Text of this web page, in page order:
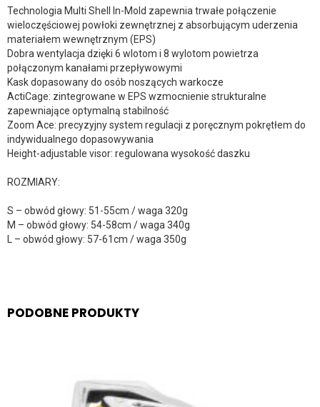
Technologia Multi Shell In-Mold zapewnia trwałe połączenie
wieloczęściowej powłoki zewnętrznej z absorbującym uderzenia
materiałem wewnętrznym (EPS)
Dobra wentylacja dzięki 6 wlotom i 8 wylotom powietrza
połączonym kanałami przepływowymi
Kask dopasowany do osób noszących warkocze
ActiCage: zintegrowane w EPS wzmocnienie strukturalne
zapewniające optymalną stabilność
Zoom Ace: precyzyjny system regulacji z poręcznym pokrętłem do
indywidualnego dopasowywania
Height-adjustable visor: regulowana wysokość daszku
ROZMIARY:
S – obwód głowy: 51-55cm / waga 320g
M – obwód głowy: 54-58cm / waga 340g
L – obwód głowy: 57-61cm / waga 350g
PODOBNE PRODUKTY